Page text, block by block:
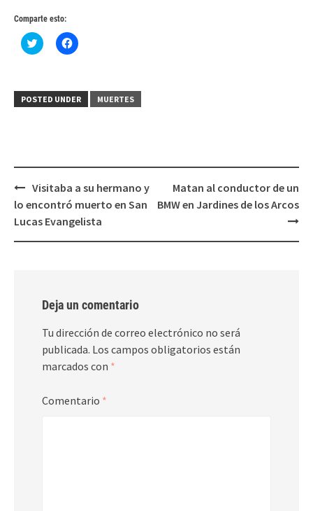
Comparte esto:
Haz
clic
(Se
abre
Haz
clic
(Se
abre
POSTED UNDER MUERTES
Post
navigation
Visitaba a su hermano y
lo encontró muerto en San
Lucas Evangelista
Matan al conductor de un
BMW en Jardines de los Arcos
Deja un comentario
Tu dirección de correo electrónico no será
publicada. Los campos obligatorios están
marcados con *
Comentario *